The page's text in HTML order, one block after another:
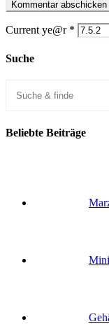
Current ye@r *
Suche
Beliebte Beiträge